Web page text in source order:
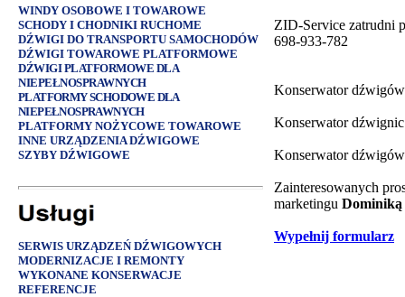
WINDY OSOBOWE I TOWAROWE
SCHODY I CHODNIKI RUCHOME
DŹWIGI DO TRANSPORTU SAMOCHODÓW
DŹWIGI TOWAROWE PLATFORMOWE
DŹWIGI PLATFORMOWE DLA
NIEPEŁNOSPRAWNYCH
PLATFORMY SCHODOWE DLA
NIEPEŁNOSPRAWNYCH
PLATFORMY NOŻYCOWE TOWAROWE
INNE URZĄDZENIA DŹWIGOWE
SZYBY DŹWIGOWE
SERWIS URZĄDZEŃ DŹWIGOWYCH
MODERNIZACJE I REMONTY
WYKONANE KONSERWACJE
REFERENCJE
ZID-Service zatrudni
698-933-782
Konserwator
Konserwator dźwignic
Konserwator
Zainteresowanych
marketingu Dominiką
Wypełnij formularz